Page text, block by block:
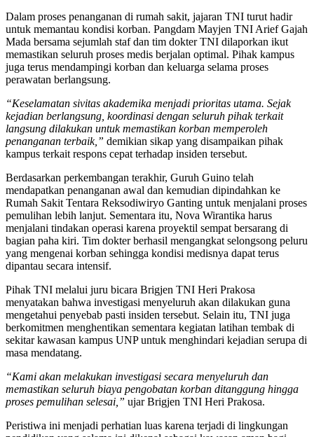
Dalam proses penanganan di rumah sakit, jajaran TNI turut hadir
untuk memantau kondisi korban. Pangdam Mayjen TNI Arief Gajah
Mada bersama sejumlah staf dan tim dokter TNI dilaporkan ikut
memastikan seluruh proses medis berjalan optimal. Pihak kampus
juga terus mendampingi korban dan keluarga selama proses
perawatan berlangsung.
“Keselamatan sivitas akademika menjadi prioritas utama. Sejak
kejadian berlangsung, koordinasi dengan seluruh pihak terkait
langsung dilakukan untuk memastikan korban memperoleh
penanganan terbaik,” demikian sikap yang disampaikan pihak
kampus terkait respons cepat terhadap insiden tersebut.
Berdasarkan perkembangan terakhir, Guruh Guino telah
mendapatkan penanganan awal dan kemudian dipindahkan ke
Rumah Sakit Tentara Reksodiwiryo Ganting untuk menjalani proses
pemulihan lebih lanjut. Sementara itu, Nova Wirantika harus
menjalani tindakan operasi karena proyektil sempat bersarang di
bagian paha kiri. Tim dokter berhasil mengangkat selongsong peluru
yang mengenai korban sehingga kondisi medisnya dapat terus
dipantau secara intensif.
Pihak TNI melalui juru bicara Brigjen TNI Heri Prakosa
menyatakan bahwa investigasi menyeluruh akan dilakukan guna
mengetahui penyebab pasti insiden tersebut. Selain itu, TNI juga
berkomitmen menghentikan sementara kegiatan latihan tembak di
sekitar kawasan kampus UNP untuk menghindari kejadian serupa di
masa mendatang.
“Kami akan melakukan investigasi secara menyeluruh dan
memastikan seluruh biaya pengobatan korban ditanggung hingga
proses pemulihan selesai,” ujar Brigjen TNI Heri Prakosa.
Peristiwa ini menjadi perhatian luas karena terjadi di lingkungan